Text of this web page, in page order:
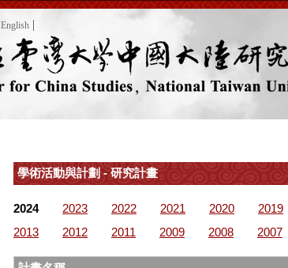
English
學術活動與計劃 - 研究計畫
2024 2023 2022 2021 2020 2019
2013
2012 2011 2009 2008 2007